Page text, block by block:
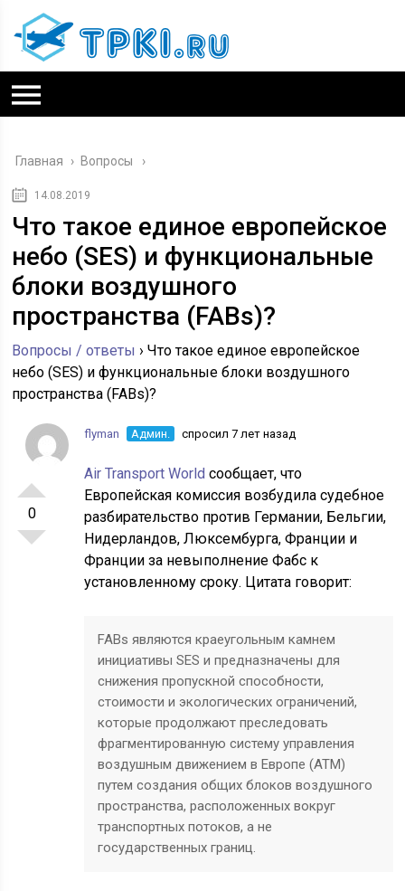
Главная › Вопросы
14.08.2019
Что такое единое европейское
небо (SES) и функциональные
блоки воздушного
пространства (FABs)?
Вопросы / ответы ›Что такое единое европейское
небо (SES) и функциональные блоки воздушного
пространства (FABs)?
0
flyman Админ. спросил 7 лет назад
Air Transport Worldсообщает, что
Европейская комиссия возбудила судебное
разбирательство против Германии, Бельгии,
Нидерландов, Люксембурга, Франции и
Франции за невыполнение Фабс к
установленному сроку. Цитата говорит:
FABs являются краеугольным камнем
инициативы SES и предназначены для
снижения пропускной способности,
стоимости и экологических ограничений,
которые продолжают преследовать
фрагментированную систему управления
воздушным движением в Европе (ATM)
путем создания общих блоков воздушного
пространства, расположенных вокруг
транспортных потоков, а не
государственных границ.